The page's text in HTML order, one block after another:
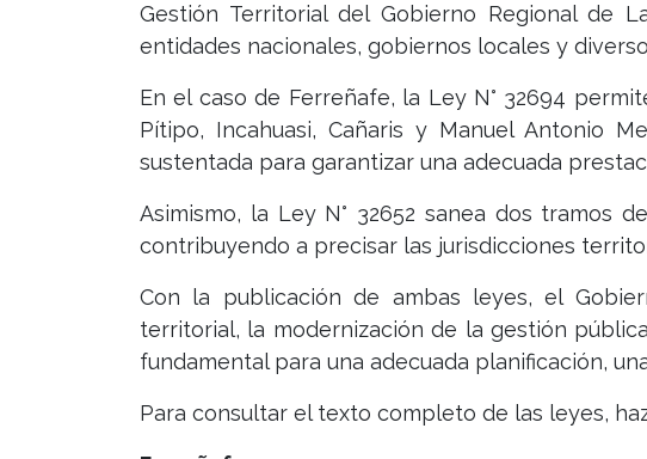
Gestión Territorial del Gobierno Regional de
entidades nacionales, gobiernos locales y
En el caso de Ferreñafe, la Ley N° 32694
Pítipo, Incahuasi, Cañaris y Manuel Antonio
sustentada para garantizar una adecuada
Asimismo, la Ley N° 32652 sanea dos tramos
contribuyendo a precisar las jurisdicciones
Con la publicación de ambas leyes, el
territorial, la modernización de la gestión
fundamental para una adecuada planificación,
Para consultar el texto completo de las leyes,